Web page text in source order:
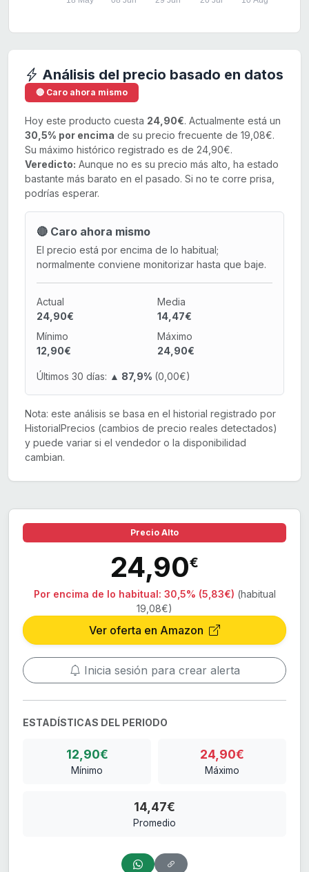
Análisis del precio basado en datos
🔴 Caro ahora mismo
Hoy este producto cuesta 24,90€. Actualmente está un
30,5% por encima de su precio frecuente de 19,08€.
Su máximo histórico registrado es de 24,90€.
Veredicto: Aunque no es su precio más alto, ha estado
bastante más barato en el pasado. Si no te corre prisa,
podrías esperar.
🔴 Caro ahora mismo
El precio está por encima de lo habitual;
normalmente conviene monitorizar hasta que baje.
Actual
24,90€
Media
14,47€
Mínimo
12,90€
Máximo
24,90€
Últimos 30 días: ▲ 87,9% (0,00€)
Nota: este análisis se basa en el historial registrado por
HistorialPrecios (cambios de precio reales detectados)
y puede variar si el vendedor o la disponibilidad
cambian.
Precio Alto
24,90€
Por encima de lo habitual: 30,5% (5,83€) (habitual
19,08€)
Ver oferta en Amazon
Inicia sesión para crear alerta
ESTADÍSTICAS DEL PERIODO
12,90€
Mínimo
24,90€
Máximo
14,47€
Promedio